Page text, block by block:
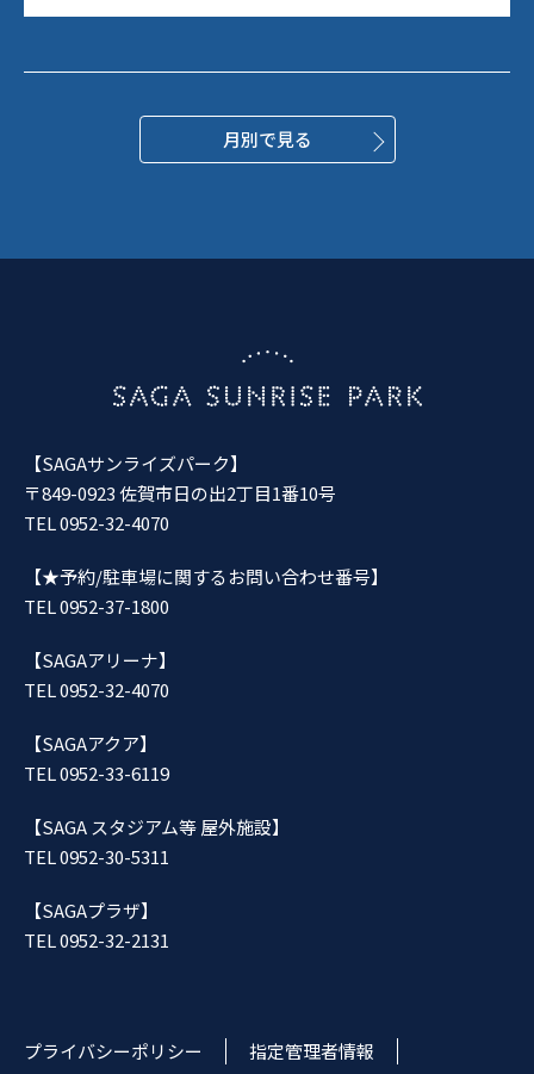
月別で見る
【SAGAサンライズパーク】
〒849-0923 佐賀市日の出2丁目1番10号
TEL 0952-32-4070
【★予約/駐車場に関するお問い合わせ番号】
TEL 0952-37-1800
【SAGAアリーナ】
TEL 0952-32-4070
【SAGAアクア】
TEL 0952-33-6119
【SAGA スタジアム等 屋外施設】
TEL 0952-30-5311
【SAGAプラザ】
TEL 0952-32-2131
プライバシーポリシー 指定管理者情報